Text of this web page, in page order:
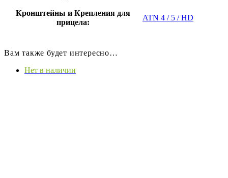
Кронштейны и Крепления для
прицела:
ATN 4 / 5 / HD
Вам также будет интересно…
Нет в наличии